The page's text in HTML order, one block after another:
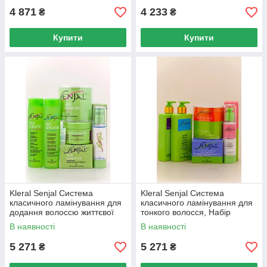
4 871 ₴
Купити
4 233 ₴
Купити
Kleral Senjal Система
класичного ламінування для
додання волоссю життєвої
сили, Набір
В наявності
5 271 ₴
Kleral Senjal Система
класичного ламінування для
тонкого волосся, Набір
В наявності
5 271 ₴